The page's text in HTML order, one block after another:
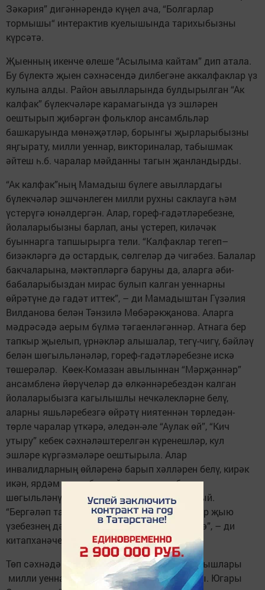
Зәкәрия” дигәннәрендә күңел ача, “Болгарлар
тормышы“ интерактив куелышында тарихыбызны
күрсәтә.
Җыенның икенче өлеше “Асы­лыма кайтам” дип атала.
Бу бүлектә җыен сәхнәсендә дилбегәне аккалфаклар үз
кулына алды. Район авылларында булдырылган “Ак
калфак” бүлекчәләре карамагында үз эшләрен
оештырып җибәргән фольклор ансамбльләр
башкаруында мөнәҗәтләр, борынгы җырларыбызны
яңгырату, милли уеннар, викториналар, табышмак
әйтеш һ.б. чаралар мәйданны тагын җанландырды.
“Ак калфак”ның Мамадыш бүлеге авыллардагы
бүлекчәләр эшчәнлеген милли рухны саклауга һәм
үстерүгә юнәлдергән. Алар, гореф-гадәтләребезне,
йолаларыбызны барлап, аны үстереп, киләчәк
буыннарга тапшырырга тели. “Калфаклар тегеп–
бизәкләргә дә остардык, сөлгеләр дә чигәбез. Балалар
бакчаларына, мәктәп­ләргә баруны да, аларга әби-
бабаларыбыздан мирас булып калган уеннарны
өйрәтүне дә гадәт иттек”, – ди Мамадыштан Гүзәлия
Вилданова белән Тәнзилә Мөбәрәкҗанова. Аларга
мәдрәсәдә аерым бүлмә тәгаенләгәннәр. Атнага бер
тапкыр җыелып, үрнәкләр алышалар, тегү-чигү, бәйләү
белән шөгыльләнәләр, гореф-гадәтләребезне искә
төшерәләр. Көек-Комазан авылыннан “Мәрҗәннәр”
ансамбленә йөрүчеләр дә өлкәннәребездән калган
йолаларыбызга кагылышлы нечкәлекләрне белү,
аларны яшьләребезгә өйрәтү ниятеннән төрледән-
төрле чаралар үткәрә, әледән-әле “Аулак өй”, “Кич
утыру” ке­бек сәх­нәләштерелгән күренешләр, кул
эшләре күргәзмәләре оештырыла. Алар
инвалидларның өй­ләренә барып хәлләрен бе­лү, кирәк
икән, ярдәм итү кебек хәйрия эшләре белән
шөгыльләнүне үзләренең бурычы итеп саный.
“Бергәләп табигатькә чыгу, шифалы үләннәр җыю
үзебезнең дә тормышыбызны бизәп җибәрә”, – ди
китапханәче Миләүшә Халикова.
Төп сәхнәдәге фольклор ансамбльләре чыгышлары
милли уеннар, бәйгеләр бергә үрелеп барды. Югары